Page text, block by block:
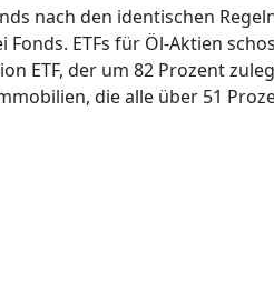
nach den identischen
ETFs für Öl-Aktien
ETF, der um 82 Prozent
die alle über 51